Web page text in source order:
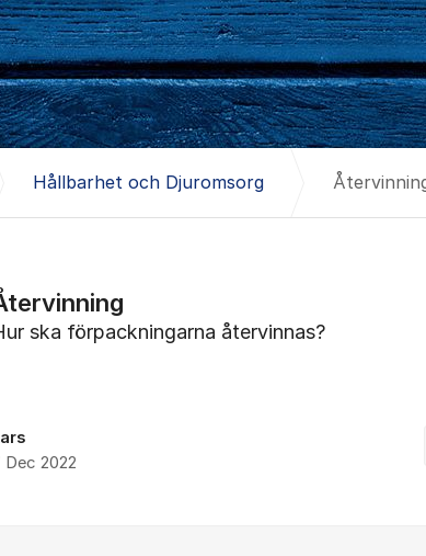
Hållbarhet och Djuromsorg
ska förpackningarna återvinnas?
Dec 2022